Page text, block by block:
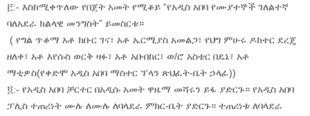
፫:- እስከሚቀጥለው የበጀት አመት የሚቆይ “የአዲስ አበባ የሙያተኞች ገለልተኛ
ባለአደራ ክልላዊ መንግስት” ይመስርቱ።
( የግል ጥቆማ አቶ ክቡር ገና፣ አቶ ኤርሚያስ አመልጋ፣ የህግ ምሁሩ ዶክተር ደረጄ
ዘለቀ፣ አቶ እየሱስ ወርቅ ዛፉ፣ አቶ አቡበከር፣ ወ/ሮ አስቴር በዴኔ፣ አቶ
ማቲዎስ(የቀድሞ አዲስ አበባ ማስተር ፕላን ጽህፈት-ቤት ኃላፊ))
፬:- የአዲስ አበባ ቻርተር በአዲሱ አመት ዋዜማ መሻሩን ይፋ ያድርጉ። የአዲስ አበባ
ፓሊስ ተጠሪነት ሙሉ ለሙሉ ለባላደራ ምክር-ቤት ያድርጉ። ተጠሪነቱ ለባላደራ